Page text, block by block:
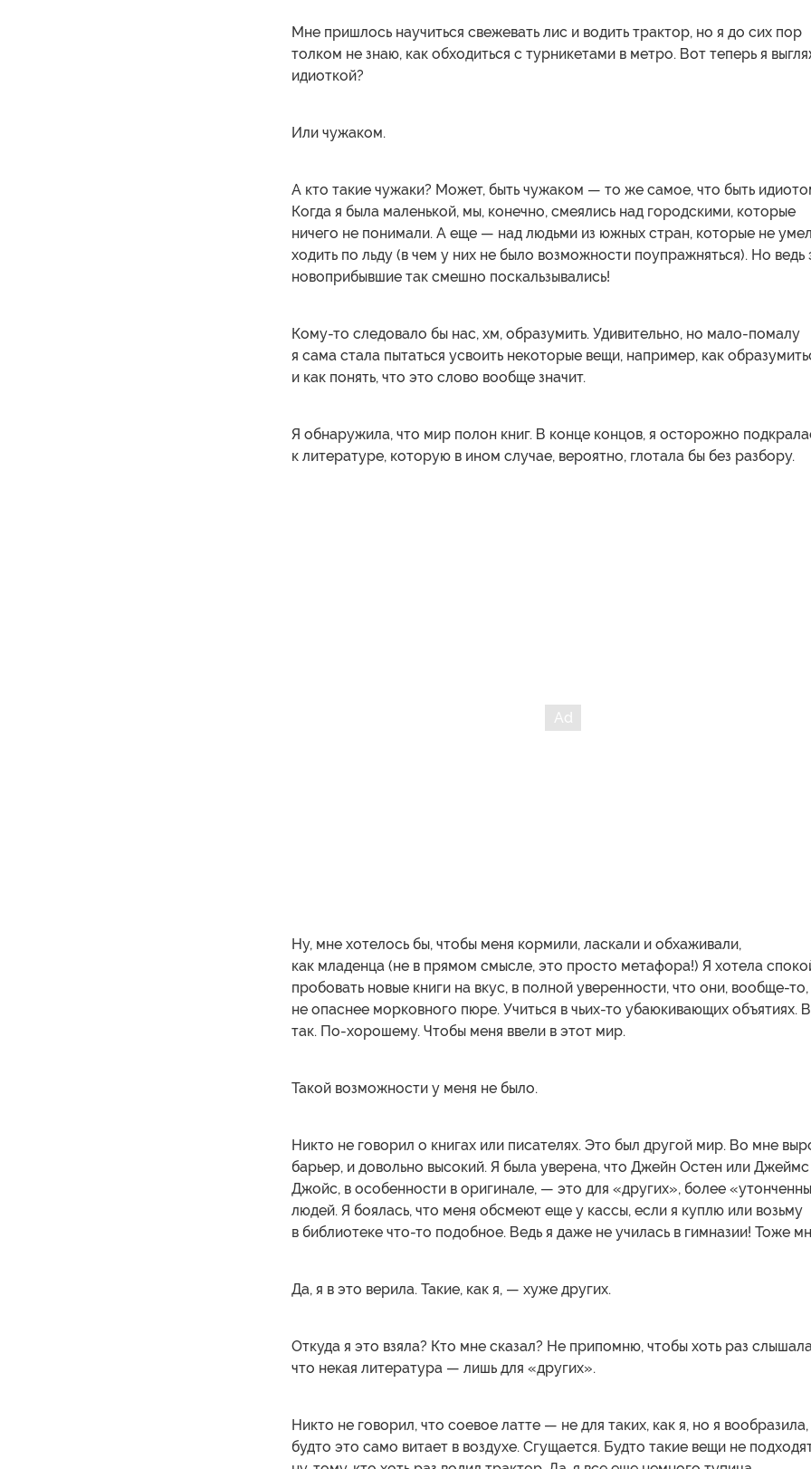
Мне пришлось научиться свежевать лис и водить трактор, но я до сих пор
толком не знаю, как обходиться с турникетами в метро. Вот теперь я
идиоткой?
Или чужаком.
А кто такие чужаки? Может, быть чужаком — то же самое, что быть
Когда я была маленькой, мы, конечно, смеялись над городскими, которые
ничего не понимали. А еще — над людьми из южных стран, которые не
ходить по льду (в чем у них не было возможности поупражняться). Но ведь
новоприбывшие так смешно поскальзывались!
Кому-то следовало бы нас, хм, образумить. Удивительно, но мало-помалу
я сама стала пытаться усвоить некоторые вещи, например, как
и как понять, что это слово вообще значит.
Я обнаружила, что мир полон книг. В конце концов, я осторожно
к литературе, которую в ином случае, вероятно, глотала бы без разбору.
Ну, мне хотелось бы, чтобы меня кормили, ласкали и обхаживали,
как младенца (не в прямом смысле, это просто метафора!) Я хотела
пробовать новые книги на вкус, в полной уверенности, что они, вообще-
не опаснее морковного пюре. Учиться в чьих-то убаюкивающих объятиях.
так. По-хорошему. Чтобы меня ввели в этот мир.
Такой возможности у меня не было.
Никто не говорил о книгах или писателях. Это был другой мир. Во мне
барьер, и довольно высокий. Я была уверена, что Джейн Остен или Джеймс
Джойс, в особенности в оригинале, — это для «других», более
людей. Я боялась, что меня обсмеют еще у кассы, если я куплю или возьму
в библиотеке что-то подобное. Ведь я даже не училась в гимназии! Тоже
Да, я в это верила. Такие, как я, — хуже других.
Откуда я это взяла? Кто мне сказал? Не припомню, чтобы хоть раз
что некая литература — лишь для «других».
Никто не говорил, что соевое латте — не для таких, как я, но я вообразила,
будто это само витает в воздухе. Сгущается. Будто такие вещи не